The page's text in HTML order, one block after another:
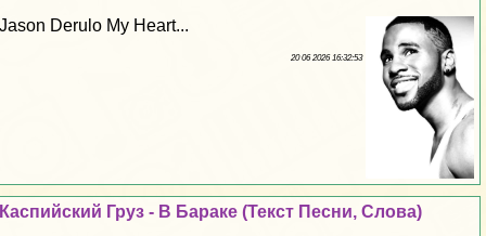
Jason Derulo My Heart...
20 06 2026 16:32:53
Каспийский Груз - В Баpaке (Текст Песни, Слова)